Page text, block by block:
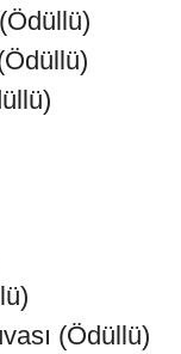
(Ödüllü)